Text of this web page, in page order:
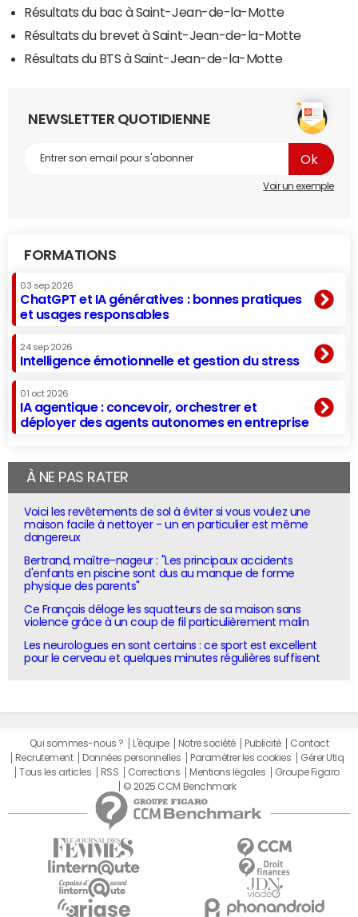
Résultats du bac à Saint-Jean-de-la-Motte
Résultats du brevet à Saint-Jean-de-la-Motte
Résultats du BTS à Saint-Jean-de-la-Motte
NEWSLETTER QUOTIDIENNE
Voir un exemple
FORMATIONS
03 sep 2026
ChatGPT et IA génératives : bonnes pratiques
et usages responsables
24 sep 2026
Intelligence émotionnelle et gestion du stress
01 oct 2026
IA agentique : concevoir, orchestrer et
déployer des agents autonomes en entreprise
À NE PAS RATER
Voici les revêtements de sol à éviter si vous voulez une
maison facile à nettoyer - un en particulier est même
dangereux
Bertrand, maître-nageur : "Les principaux accidents
d'enfants en piscine sont dus au manque de forme
physique des parents"
Ce Français déloge les squatteurs de sa maison sans
violence grâce à un coup de fil particulièrement malin
Les neurologues en sont certains : ce sport est excellent
pour le cerveau et quelques minutes régulières suffisent
Qui sommes-nous ? L'équipe Notre société Publicité
Contact
Recrutement
Données personnelles Paramétrer les cookies
Gérer Utiq
Tous les articles
RSS Corrections Mentions légales
Groupe Figaro
© 2025 CCM Benchmark